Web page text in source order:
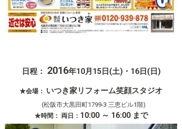
日程： 2016年10月 15日(土)・ 16日(日)
★会場： いつき家リフォーム笑顔スタジオ
(松阪市大黒田町1799-3 三恵ビル1階)
★時間： 両日 ： 10:00 ～ 16:00 まで